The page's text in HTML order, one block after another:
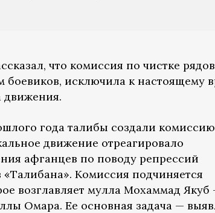
что комиссия по чистке
боевиков, исключила к настоящему
движения.
года талибы создали комиссию
движение отреагировало
афганцев по поводу репрессий
Комиссия подчиняется
возглавляет мулла Мохаммад
Омара. Ее основная задача —